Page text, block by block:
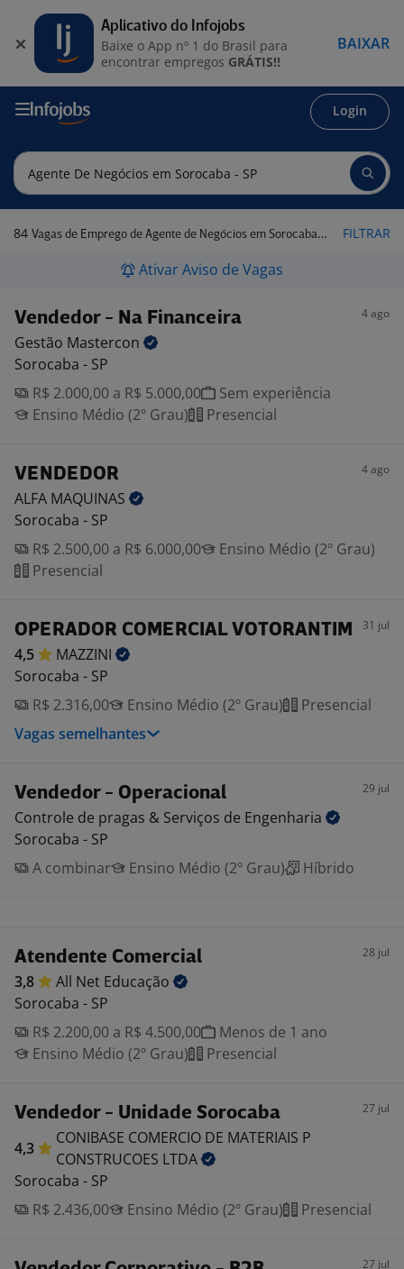
Login
84 Vagas de Emprego de Agente de Negócios em Sorocaba - SP FILTRAR
Ativar Aviso de Vagas
Vendedor - Na Financeira 4 ago
Gestão Mastercon
Sorocaba - SP
R$ 2.000,00 a R$ 5.000,00
Sem experiência
Ensino Médio (2º Grau)
Presencial
VENDEDOR 4 ago
ALFA MAQUINAS
Sorocaba - SP
R$ 2.500,00 a R$ 6.000,00
Ensino Médio (2º Grau)
Presencial
OPERADOR COMERCIAL VOTORANTIM 31 jul
4,5
MAZZINI
Sorocaba - SP
R$ 2.316,00
Ensino Médio (2º Grau)
Presencial
Vagas semelhantes
Vendedor - Operacional 29 jul
Controle de pragas & Serviços de Engenharia
Sorocaba - SP
A combinar
Ensino Médio (2º Grau) Híbrido
Atendente Comercial 28 jul
3,8 All Net Educação
Sorocaba - SP
R$ 2.200,00 a R$ 4.500,00
Menos de 1 ano
Ensino Médio (2º Grau)
Presencial
Vendedor - Unidade Sorocaba 27 jul
4,3
CONIBASE COMERCIO DE MATERIAIS P
CONSTRUCOES LTDA
Sorocaba - SP
R$ 2.436,00
Ensino Médio (2º Grau) Presencial
27 jul
Aplicativo do Infojobs
Baixe o App nº 1 do Brasil para
encontrar empregos GRÁTIS!!
BAIXAR